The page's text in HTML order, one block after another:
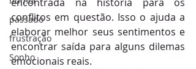
passado
frustração
Sonho
conflitos em questão. Isso o ajuda a
elaborar melhor seus sentimentos e
encontrar saída para alguns dilemas
emocionais reais.